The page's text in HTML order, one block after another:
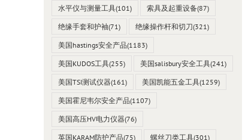
水平仪与测量工具(101) 索具及起重设备(87)
绝缘手套和护袖(71) 绝缘操作杆和切刀(321)
美国hastings安全产品(1183)
美国KUDOS工具(255) 美国salisbury安全工具(241)
美国TSI测试仪器(161) 美国凯能五金工具(1259)
美国霍尼韦尔安全产品(1107)
美国高压HV电力仪器(76)
英国KARAM防护产品(75) 螺丝刀类工具(301)